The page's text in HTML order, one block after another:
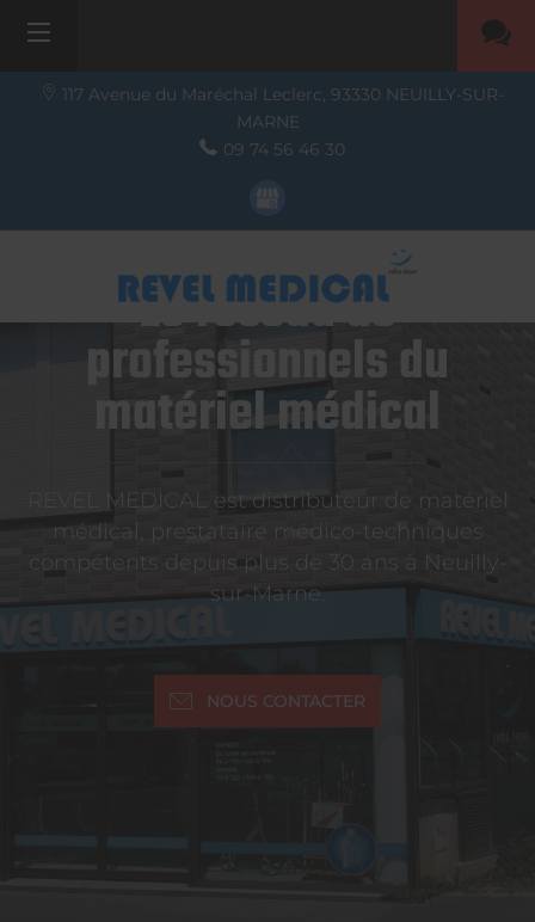
117 Avenue du Maréchal Leclerc, 93330 NEUILLY-SUR-
MARNE
09 74 56 46 30
Le réseau de
professionnels du
matériel médical
REVEL MEDICAL est distributeur de matériel
médical, prestataire médico-techniques
compétents depuis plus de 30 ans à Neuilly-
sur-Marne.
NOUS CONTACTER